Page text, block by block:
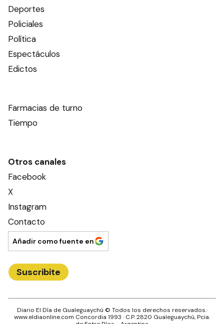
Deportes
Policiales
Política
Espectáculos
Edictos
Farmacias de turno
Tiempo
Otros canales
Facebook
X
Instagram
Contacto
Añadir como fuente en
Suscribite
Diario El Día de Gualeguaychú © Todos los derechos reservados.·
www.eldiaonline.com Concordia 1993 · C.P.2820 Gualeguaychú, Pcia.